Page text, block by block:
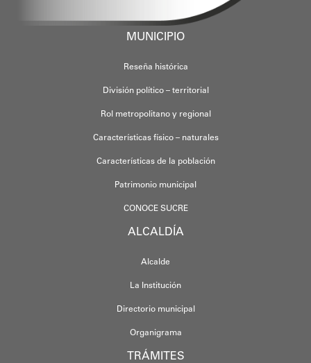
MUNICIPIO
Reseña histórica
División político – territorial
Rol metropolitano y regional
Características físico – naturales
Características de la población
Patrimonio municipal
CONOCE SUCRE
ALCALDÍA
Alcalde
La Institución
Directorio municipal
Organigrama
TRÁMITES